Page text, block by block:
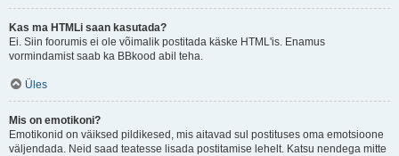
Kas ma HTMLi saan kasutada?
Ei. Siin foorumis ei ole võimalik postitada käske HTML'is. Enamus
vormindamist saab ka BBkood abil teha.
Üles
Mis on emotikoni?
Emotikonid on väiksed pildikesed, mis aitavad sul postituses oma emotsioone
väljendada. Neid saad teatesse lisada postitamise lehelt. Katsu nendega mitte